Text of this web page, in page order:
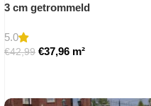
3 cm getrommeld
5.0
€42,99 €37,96 m²